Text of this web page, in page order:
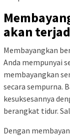
akan
Membayangkan
Anda mempunyai
membayangkan
secara sempurna.
kesuksesannya
berangkat tidur.
Dengan